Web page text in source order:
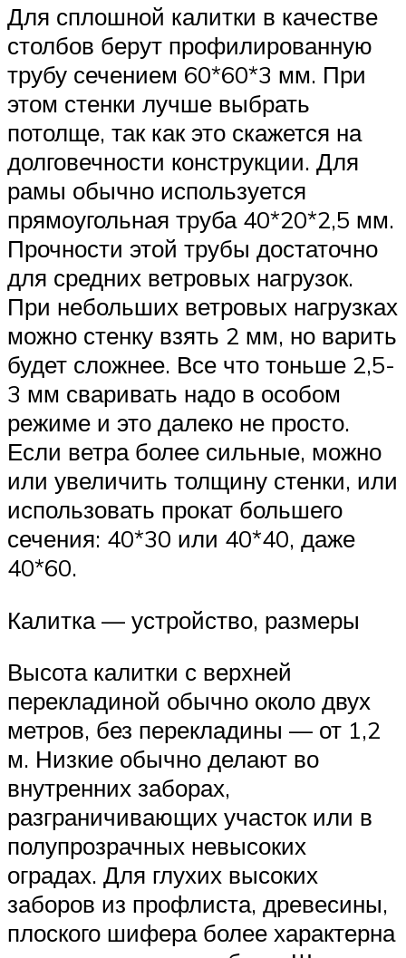
Для сплошной калитки в качестве
столбов берут профилированную
трубу сечением 60*60*3 мм. При
этом стенки лучше выбрать
потолще, так как это скажется на
долговечности конструкции. Для
рамы обычно используется
прямоугольная труба 40*20*2,5 мм.
Прочности этой трубы достаточно
для средних ветровых нагрузок.
При небольших ветровых нагрузках
можно стенку взять 2 мм, но варить
будет сложнее. Все что тоньше 2,5-
3 мм сваривать надо в особом
режиме и это далеко не просто.
Если ветра более сильные, можно
или увеличить толщину стенки, или
использовать прокат большего
сечения: 40*30 или 40*40, даже
40*60.
Калитка — устройство, размеры
Высота калитки с верхней
перекладиной обычно около двух
метров, без перекладины — от 1,2
м. Низкие обычно делают во
внутренних заборах,
разграничивающих участок или в
полупрозрачных невысоких
оградах. Для глухих высоких
заборов из профлиста, древесины,
плоского шифера более характерна